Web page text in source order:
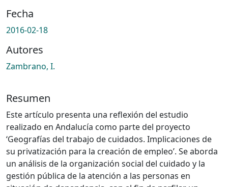
Fecha
2016-02-18
Autores
Zambrano, I.
Resumen
Este artículo presenta una reflexión del estudio
realizado en Andalucía como parte del proyecto
‘Geografías del trabajo de cuidados. Implicaciones de
su privatización para la creación de empleo’. Se aborda
un análisis de la organización social del cuidado y la
gestión pública de la atención a las personas en